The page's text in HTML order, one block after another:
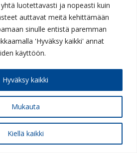
luotettavasti ja nopeasti kuin
auttavat meitä kehittämään
sinulle entistä paremman
'Hyväksy kaikki' annat
käyttöön.
Mukauta
Kiellä kaikki
Hyväksy kaikki
050 377 9093
|Tiedotteet|Tuki ja ohjeet|